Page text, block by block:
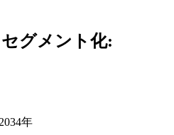
グメント化:
年